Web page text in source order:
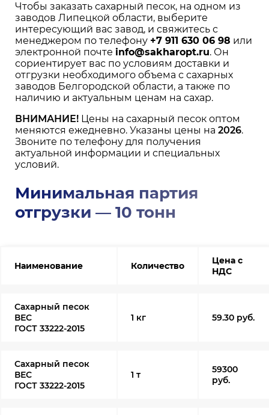
Чтобы заказать сахарный песок, на одном из
заводов Липецкой области, выберите
интересующий вас завод, и свяжитесь с
менеджером по телефону +7 911 630 06 98 или
электронной почте info@sakharopt.ru. Он
сориентирует вас по условиям доставки и
отгрузки необходимого объема с сахарных
заводов Белгородской области, а также по
наличию и актуальным ценам на сахар.
ВНИМАНИЕ! Цены на сахарный песок оптом
меняются ежедневно. Указаны цены на 2026.
Звоните по телефону для получения
актуальной информации и специальных
условий.
Минимальная партия
отгрузки — 10 тонн
Наименование Количество
Цена с
НДС
Сахарный песок
ВЕС
ГОСТ 33222-2015
1 кг 59.30 руб.
Сахарный песок
ВЕС
ГОСТ 33222-2015
1 т
59300
руб.